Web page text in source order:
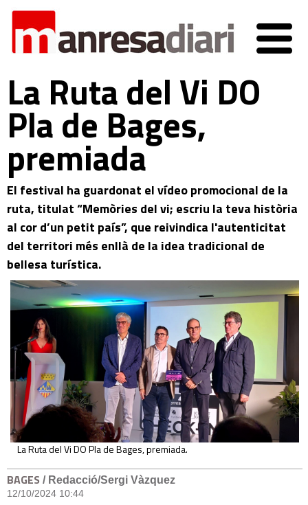
La Ruta del Vi DO
Pla de Bages,
premiada
El festival ha guardonat el vídeo promocional de la
ruta, titulat “Memòries del vi; escriu la teva història
al cor d’un petit país”, que reivindica l'autenticitat
del territori més enllà de la idea tradicional de
bellesa turística.
La Ruta del Vi DO Pla de Bages, premiada.
BAGES / Redacció/Sergi Vàzquez
12/10/2024 10:44